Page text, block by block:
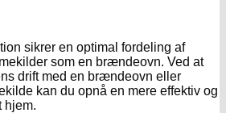
sikrer en optimal fordeling af
som en brændeovn. Ved at
drift med en brændeovn eller
kan du opnå en mere effektiv og
hjem.